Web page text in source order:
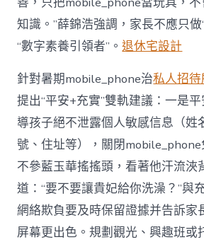
知識。”薛錦浩強調，家長不應只
“數字素養引領者”。退休宅設計
針對暑期mobile_phone治私人招
提出“平安+充實”雙軌建議：一是
導孩子絕不泄露個人敏感信息（姓
號、住址等），關閉mobile_phone
不參藍玉華搖搖頭，看著他汗流浹
道：“要不要讓貴妃給你洗澡？”與
網絡欺負要及時保留證據并告訴家
屏幕更出色。規劃觀光、興趣班或